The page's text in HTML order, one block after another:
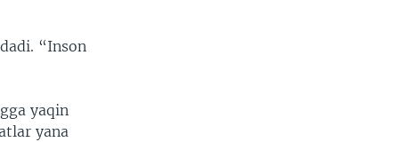
“Inson
yaqin
yana